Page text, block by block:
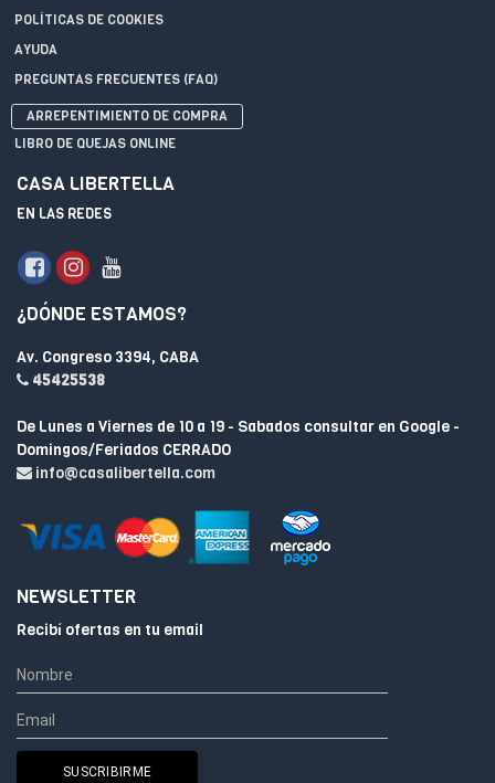
POLÍTICAS DE COOKIES
AYUDA
PREGUNTAS FRECUENTES (FAQ)
ARREPENTIMIENTO DE COMPRA
LIBRO DE QUEJAS ONLINE
CASA LIBERTELLA
EN LAS REDES
¿DÓNDE ESTAMOS?
Av. Congreso 3394, CABA
45425538
De Lunes a Viernes de 10 a 19 - Sabados consultar en Google -
Domingos/Feriados CERRADO
info@casalibertella.com
NEWSLETTER
Recibí ofertas en tu email